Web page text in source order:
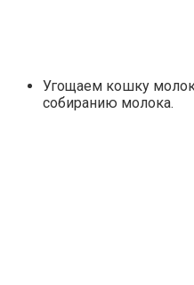
Угощаем кошку
собиранию молока.